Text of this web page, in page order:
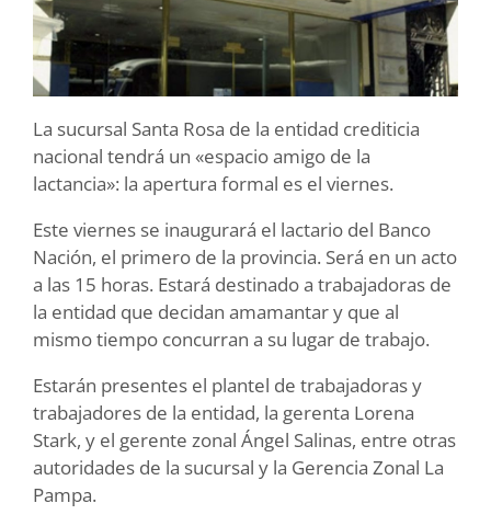
La sucursal Santa Rosa de la entidad crediticia
nacional tendrá un «espacio amigo de la
lactancia»: la apertura formal es el viernes.
Este viernes se inaugurará el lactario del Banco
Nación, el primero de la provincia. Será en un acto
a las 15 horas. Estará destinado a trabajadoras de
la entidad que decidan amamantar y que al
mismo tiempo concurran a su lugar de trabajo.
Estarán presentes el plantel de trabajadoras y
trabajadores de la entidad, la gerenta Lorena
Stark, y el gerente zonal Ángel Salinas, entre otras
autoridades de la sucursal y la Gerencia Zonal La
Pampa.